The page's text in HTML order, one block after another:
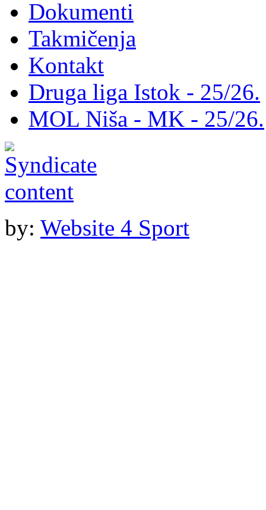
Dokumenti
Takmičenja
Kontakt
Druga liga Istok - 25/26.
MOL Niša - MK - 25/26.
by: Website 4 Sport